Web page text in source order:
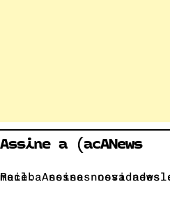
Assine a (acANews
Receba nossas novidades e conteúdos por e-mail. Assine